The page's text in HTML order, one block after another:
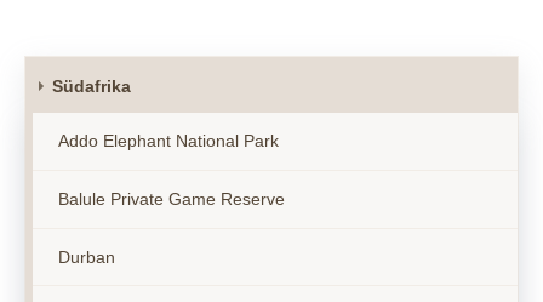
Südafrika
Addo Elephant National Park
Balule Private Game Reserve
Durban